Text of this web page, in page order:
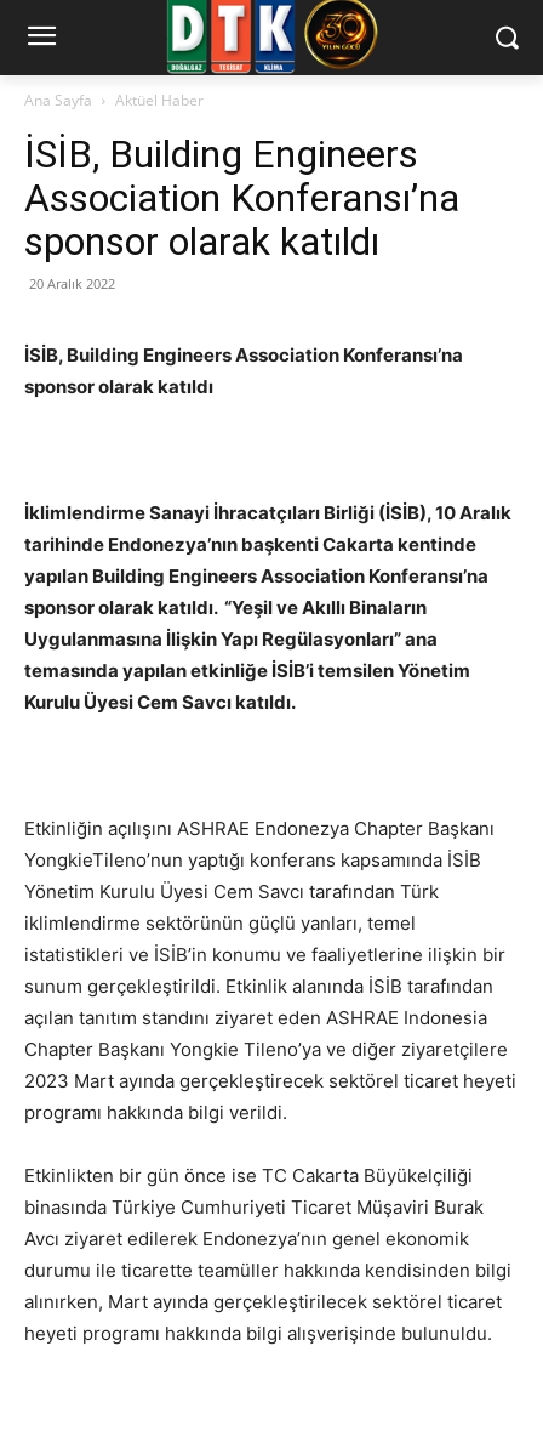
Ana Sayfa Aktüel Haber
İSİB, Building Engineers
Association Konferansı’na
sponsor olarak katıldı
20 Aralık 2022
İSİB, Building Engineers Association Konferansı’na
sponsor olarak katıldı
İklimlendirme Sanayi İhracatçıları Birliği (İSİB), 10 Aralık
tarihinde Endonezya’nın başkenti Cakarta kentinde
yapılan Building Engineers Association Konferansı’na
sponsor olarak katıldı. “Yeşil ve Akıllı Binaların
Uygulanmasına İlişkin Yapı Regülasyonları” ana
temasında yapılan etkinliğe İSİB’i temsilen Yönetim
Kurulu Üyesi Cem Savcı katıldı.
Etkinliğin açılışını ASHRAE Endonezya Chapter Başkanı
YongkieTileno’nun yaptığı konferans kapsamında İSİB
Yönetim Kurulu Üyesi Cem Savcı tarafından Türk
iklimlendirme sektörünün güçlü yanları, temel
istatistikleri ve İSİB’in konumu ve faaliyetlerine ilişkin bir
sunum gerçekleştirildi. Etkinlik alanında İSİB tarafından
açılan tanıtım standını ziyaret eden ASHRAE Indonesia
Chapter Başkanı Yongkie Tileno’ya ve diğer ziyaretçilere
2023 Mart ayında gerçekleştirecek sektörel ticaret heyeti
programı hakkında bilgi verildi.
Etkinlikten bir gün önce ise TC Cakarta Büyükelçiliği
binasında Türkiye Cumhuriyeti Ticaret Müşaviri Burak
Avcı ziyaret edilerek Endonezya’nın genel ekonomik
durumu ile ticarette teamüller hakkında kendisinden bilgi
alınırken, Mart ayında gerçekleştirilecek sektörel ticaret
heyeti programı hakkında bilgi alışverişinde bulunuldu.